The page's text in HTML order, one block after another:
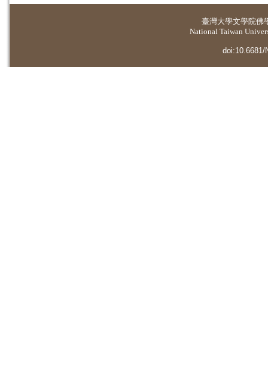
臺灣大學文學院佛
National Taiwan
doi:10.6681/